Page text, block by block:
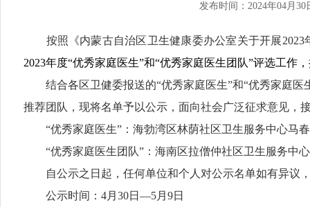
发布时间：2024年04月30
按照《内蒙古自治区卫生健康委办公室关于开展
2023年度“优秀家庭医生”和“优秀家庭医生团队”评选工作
结合各区卫健委报送的“优秀家庭医生”和“优秀家庭
推荐团队， 现将名单予以公示，面向社会广泛征求意见，
“优秀家庭医生”：海勃湾区林荫社区卫生服务中心马
“优秀家庭医生团队”：海南区拉僧仲社区卫生服务中
自公示之日起，任何单位和个人对公示名单如有异议
公示时间 ： 4月 30日 —5月 9日